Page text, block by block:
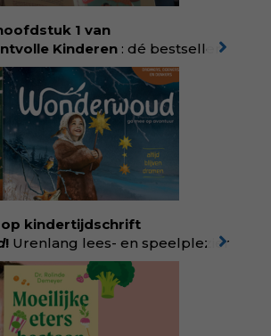
1 van
Kinderen : dé bestseller
Eva Bronsveld. In het boek
kinderen vind je 25 jaar
ervaring. Met ruim 50.000
met recht een
Eva veel gezinnen heeft
Ze schrijft met een
op kinderen en veel begrip
het hoofdstuk gratis
r?
op kindertijdschrift
! Urenlang lees- en speelplezier
doeners en denkers.
is het ambachtelijk gemaakte
alle snelle gooimaarweg-
filmpjes. Het mooiste